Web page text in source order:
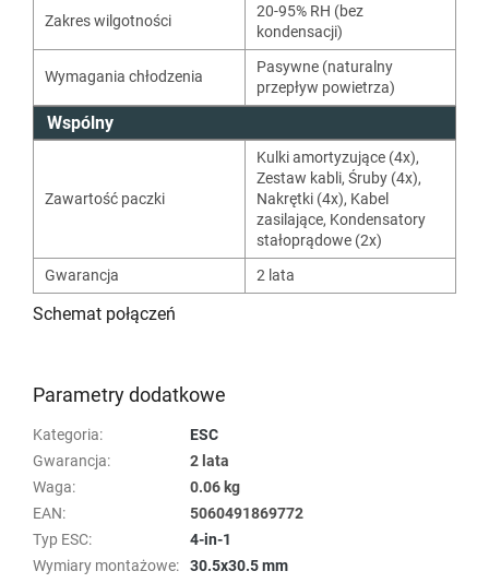
Zakres wilgotności
20-95% RH (bez
kondensacji)
Wymagania chłodzenia
Pasywne (naturalny
przepływ powietrza)
Wspólny
Zawartość paczki
Kulki amortyzujące (4x),
Zestaw kabli, Śruby (4x),
Nakrętki (4x), Kabel
zasilające, Kondensatory
stałoprądowe (2x)
Gwarancja
2 lata
Schemat połączeń
Parametry dodatkowe
Kategoria:
ESC
Gwarancja:
2 lata
Waga:
0.06 kg
EAN:
5060491869772
Typ ESC:
4-in-1
Wymiary montażowe:
30.5x30.5 mm